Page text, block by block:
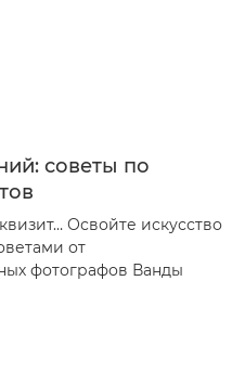
советы по
Освойте искусство
от
фотографов Ванды